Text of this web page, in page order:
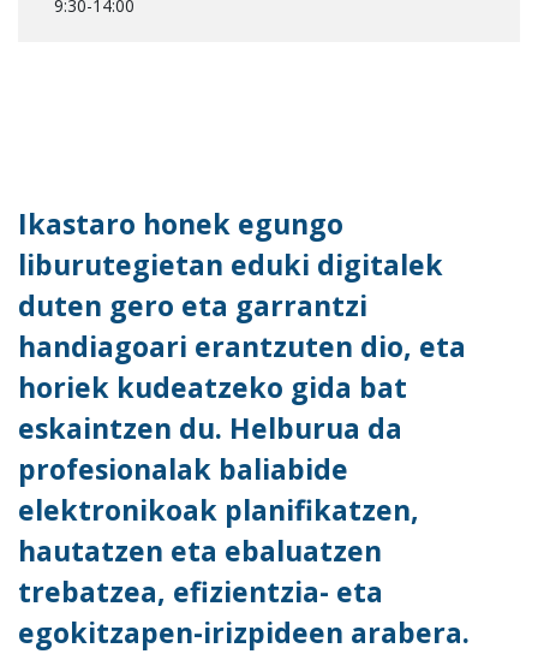
9:30-14:00
Ikastaro honek egungo
liburutegietan eduki digitalek
duten gero eta garrantzi
handiagoari erantzuten dio, eta
horiek kudeatzeko gida bat
eskaintzen du. Helburua da
profesionalak baliabide
elektronikoak planifikatzen,
hautatzen eta ebaluatzen
trebatzea, efizientzia- eta
egokitzapen-irizpideen arabera.